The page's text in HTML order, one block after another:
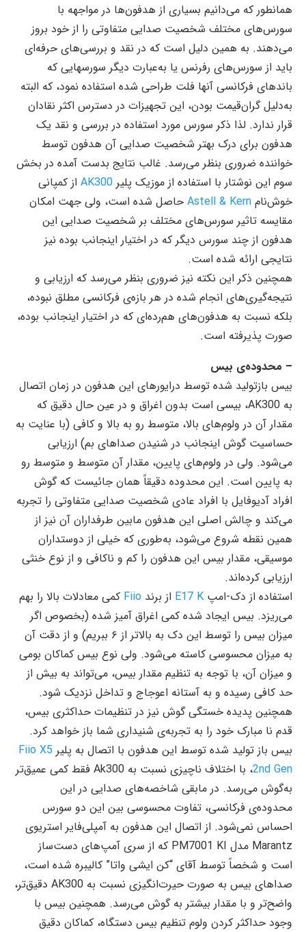
همانطور که می‌دانیم بسیاری از هدفون‌ها در مواجهه با
سورس‌های مختلف شخصیت صدایی متفاوتی را از خود بروز
می‌دهند. به همین دلیل است که در نقد و بررسی‌های حرفه‌ای
باید از سورس‌های رفرنس یا به‌عبارت دیگر سورسهایی که
باندهای فرکانسی آنها فلت طراحی شده استفاده نمود، که البته
به‌دلیل گران‌قیمت بودن، این تجهیزات در دسترس اکثر نقادان
قرار ندارد. لذا ذکر سورس مورد استفاده در بررسی و نقد یک
هدفون برای درک بهتر شخصیت صدایی آن هدفون توسط
خواننده ضروری بنظر می‌رسد. غالب نتایج بدست آمده در بخش
سوم این نوشتار با استفاده از موزیک پلیر AK300 از کمپانی
خوش‌نام Astell & Kern حاصل شده است، ولی جهت امکان
مقایسه تاثیر سورس‌های مختلف بر شخصیت صدایی این
هدفون از چند سورس دیگر که در اختیار اینجانب بوده نیز
نتایجی ارائه شده است.
همچنین ذکر این نکته نیز ضروری بنظر می‌رسد که ارزیابی و
نتیجه‌گیری‌های انجام شده در هر بازه‌ی فرکانسی مطلق نبوده،
بلکه نسبت به هدفون‌های هم‌رده‌ای که در اختیار اینجانب بوده،
صورت پذیرفته است.
– محدوده‌ی بیس
بیس بازتولید شده توسط درایورهای این هدفون در زمان اتصال
به AK300، بیسی است بدون اغراق و در عین حال دقیق که
مقدار آن در ولوم‌های بالا، متوسط رو به بالا و کافی (با عنایت به
حساسیت گوش اینجانب در شنیدن صداهای بم) ارزیابی
می‌شود. ولی در ولوم‌های پایین، مقدار آن متوسط و متوسط رو
به پایین است. این محدوده دقیقاً همان جائیست که گوش
افراد آدیوفایل با افراد عادی شخصیت صدایی متفاوتی را تجربه
می‌کند و چالش اصلی این هدفون مابین طرفداران آن نیز از
همین نقطه شروع می‌شود، به‌طوری‌ که خیلی از دوستداران
موسیقی، مقدار بیس این هدفون را کم و ناکافی و از نوع خنثی
ارزیابی کرده‌اند.
استفاده از دک-امپ E17 K از برند Fiio کمی معادلات بالا را بهم
می‌ریزد. بیس ایجاد شده کمی اغراق آمیز شده (بخصوص اگر
میزان بیس را توسط این دک به بالاتر از ۶ ببریم) و از دقت آن
به میزان محسوسی کاسته می‌شود. ولی نوع بیس کماکان بومی
و میزان آن، با توجه به تنظیم مقدار بیس، می‌تواند به بیش از
حد کافی رسیده و به آستانه اعوجاج و تداخل نزدیک شود.
همچنین پدیده خستگی گوش نیز در تنظیمات حداکثری بیس،
قدم نا مبارک خود را به تجربه‌ی شنیداری شما باز خواهد کرد.
بیس باز تولید شده توسط این هدفون با اتصال به پلیر Fiio X5
2nd Gen
، با اختلاف ناچیزی نسبت به Ak300 فقط کمی عمیق‌تر
به‌گوش می‌رسد. در مابقی شاخصه‌های صدایی در این
محدوده‌ی فرکانسی، تفاوت محسوسی بین این دو سورس
احساس نمی‌شود. از اتصال این هدفون به آمپلی‌فایر استریوی
Marantz مدل PM7001 KI که از سری آمپ‌های دست‌ساز
است و شخصاً توسط آقای “کن ایشی واتا” کالیبره شده است،
صداهای بیس به صورت حیرت‌انگیزی نسبت به AK300 دقیق‌تر،
واضح‌تر و با مقدار بیشتر به گوش می‌رسد. همچنین بیس با
وجود حداکثر کردن ولوم تنظیم بیس دستگاه، کماکان دقیق